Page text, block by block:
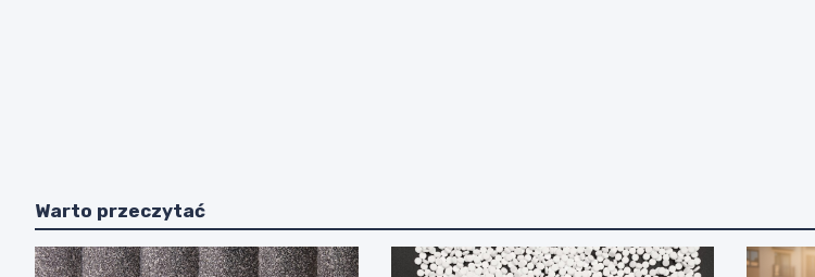
Warto przeczytać